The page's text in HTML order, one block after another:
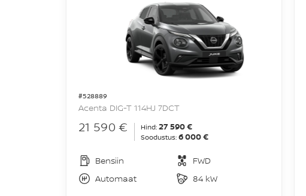
#528889
Acenta DIG-T 114HJ 7DCT
21 590 € Hind: 27 590 €
Soodustus: 6 000 €
Bensiin
FWD
Automaat
84 kW